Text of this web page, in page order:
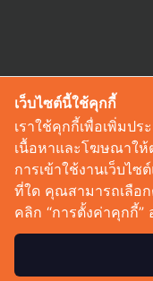
เว็บไซต์นี้ใช้คุกกี้
เราใช้คุกกี้เพื่อเพิ่มป
เนื้อหาและโฆษณาให้
การเข้าใช้งานเว็บไซ
ที่ใด คุณสามารถเลือ
คลิก “การตั้งค่าคุกกี้”